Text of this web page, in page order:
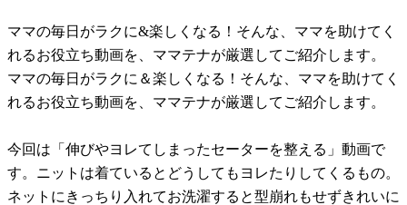
ママの毎日がラクに&楽しくなる！そんな、ママを助けてく
れるお役立ち動画を、ママテナが厳選してご紹介します。
ママの毎日がラクに＆楽しくなる！そんな、ママを助けてく
れるお役立ち動画を、ママテナが厳選してご紹介します。
今回は「伸びやヨレてしまったセーターを整える」動画で
す。ニットは着ているとどうしてもヨレたりしてくるもの。
ネットにきっちり入れてお洗濯すると型崩れもせずきれいに